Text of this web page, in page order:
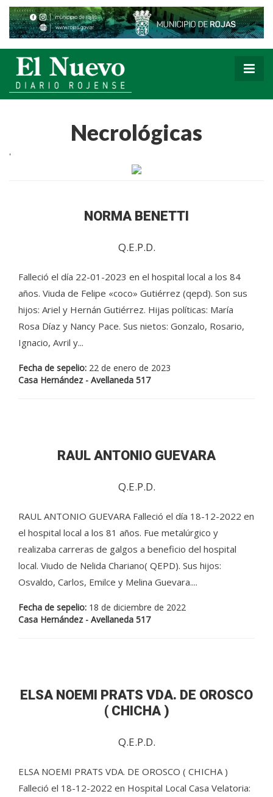
Necrológicas
'
NORMA BENETTI
Q.E.P.D.
Falleció el día 22-01-2023 en el hospital local a los 84
años. Viuda de Felipe «coco» Gutiérrez (qepd). Son sus
hijos: Ariel y Hernán Gutiérrez. Hijas políticas: María
Rosa Díaz y Nancy Pace. Sus nietos: Gonzalo, Rosario,
Ignacio, Avril y...
Fecha de sepelio: 22 de enero de 2023
Casa Hernández - Avellaneda 517
RAUL ANTONIO GUEVARA
Q.E.P.D.
RAUL ANTONIO GUEVARA Falleció el día 18-12-2022 en
el hospital local a los 81 años. Fue metalúrgico y
realizaba carreras de galgos a beneficio del hospital
local. Viudo de Nelida Chariano( QEPD). Sus hijos:
Osvaldo, Carlos, Emilce y Melina Guevara....
Fecha de sepelio: 18 de diciembre de 2022
Casa Hernández - Avellaneda 517
ELSA NOEMI PRATS VDA. DE OROSCO
( CHICHA )
Q.E.P.D.
ELSA NOEMI PRATS VDA. DE OROSCO ( CHICHA )
Falleció el 18-12-2022 en Hospital Local Casa Velatoria: